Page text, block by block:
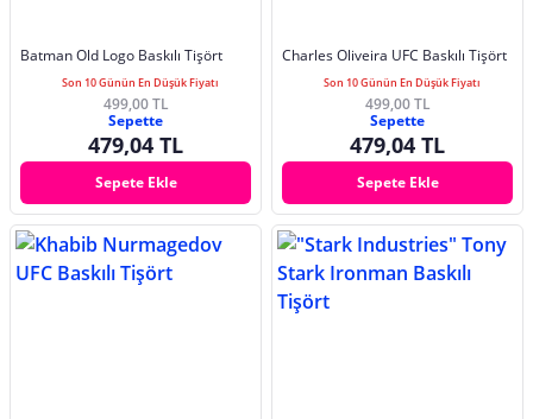
Batman Old Logo Baskılı Tişört
Son 10 Günün En Düşük Fiyatı
499,00 TL
Sepette
479,04 TL
Sepete Ekle
Charles Oliveira UFC Baskılı Tişört
Son 10 Günün En Düşük Fiyatı
499,00 TL
Sepette
479,04 TL
Sepete Ekle